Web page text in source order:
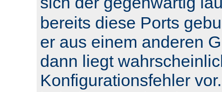
bereits diese Ports
er aus einem anderen
dann liegt
Konfigurationsfehler